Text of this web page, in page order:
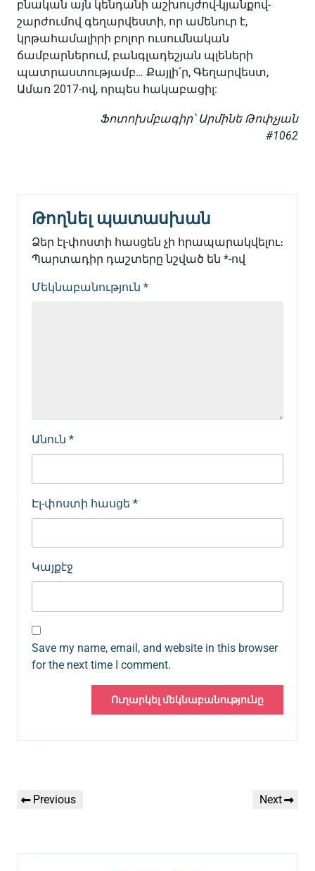
բնական այն կենդանի աշխույժով-կյանքով-
շարժումով գեղարվեստի, որ ամենուր է,
կրթահամալիրի բոլոր ուսումնական
ճամբարներում, բանգլադեշյան պլեների
պատրաստությամբ… Քայլի՛ր, Գեղարվեստ,
Ամառ 2017-ով, որպես հակաբացիլ:
Ֆոտոխմբագիր՝ Արմինե Թոփչյան
#1062
Թողնել պատասխան
Ձեր էլ-փոստի հասցեն չի հրապարակվելու։
Պարտադիր դաշտերը նշված են *-ով
Մեկնաբանություն *
Անուն *
Էլ-փոստի հասցե *
Կայքէջ
Save my name, email, and website in this browser
for the next time I comment.
նավարկումը
Previous
Previous
Next
Next